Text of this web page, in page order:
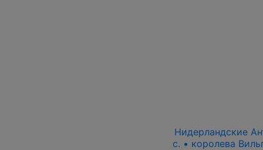
Нидерландские
c. • королева